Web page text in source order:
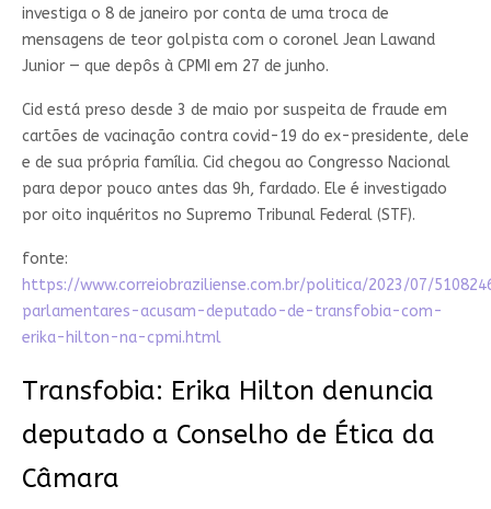
investiga o 8 de janeiro por conta de uma troca de
mensagens de teor golpista com o coronel Jean Lawand
Junior — que depôs à CPMI em 27 de junho.
Cid está preso desde 3 de maio por suspeita de fraude em
cartões de vacinação contra covid-19 do ex-presidente, dele
e de sua própria família. Cid chegou ao Congresso Nacional
para depor pouco antes das 9h, fardado. Ele é investigado
por oito inquéritos no Supremo Tribunal Federal (STF).
fonte:
https://www.correiobraziliense.com.br/politica/2023/07/
parlamentares-acusam-deputado-de-transfobia-com-
erika-hilton-na-cpmi.html
Transfobia: Erika Hilton denuncia
deputado a Conselho de Ética da
Câmara